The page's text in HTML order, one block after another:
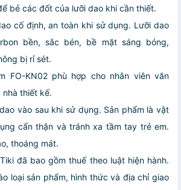
bẻ các đốt của lưỡi dao khi cần thiết.
cố định, an toàn khi sử dụng. Lưỡi dao
bền, sắc bén, bề mặt sáng bóng,
bị rỉ sét.
FO-KN02 phù hợp cho nhân viên văn
thiết kế.
vào sau khi sử dụng. Sản phẩm là vật
cẩn thận và tránh xa tầm tay trẻ em.
thoáng mát.
đã bao gồm thuế theo luật hiện hành.
loại sản phẩm, hình thức và địa chỉ giao